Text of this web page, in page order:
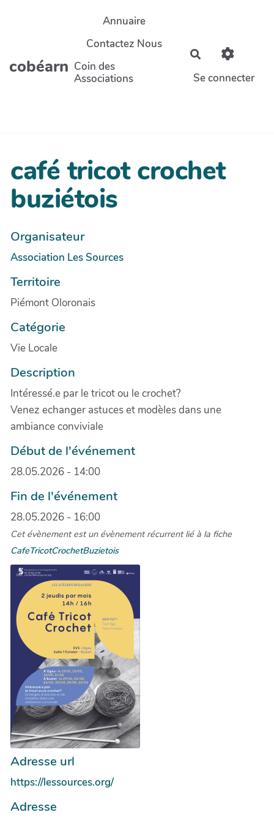
Aller au contenu principal
cobéarn
Annuaire
Contactez Nous
Coin des
Associations
Rechercher
Se connecter
café tricot crochet
buziétois
Organisateur
Association Les Sources
Territoire
Piémont Oloronais
Catégorie
Vie Locale
Description
Intéressé.e par le tricot ou le crochet?
Venez echanger astuces et modèles dans une
ambiance conviviale
Début de l'événement
28.05.2026 - 14:00
Fin de l'événement
28.05.2026 - 16:00
Cet évènement est un évènement récurrent lié à la fiche
CafeTricotCrochetBuzietois
Adresse url
https://lessources.org/
Adresse